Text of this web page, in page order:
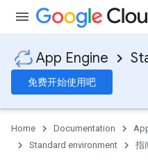
App Engine
免费开始使用吧
Home Documentation
Standard environment
指